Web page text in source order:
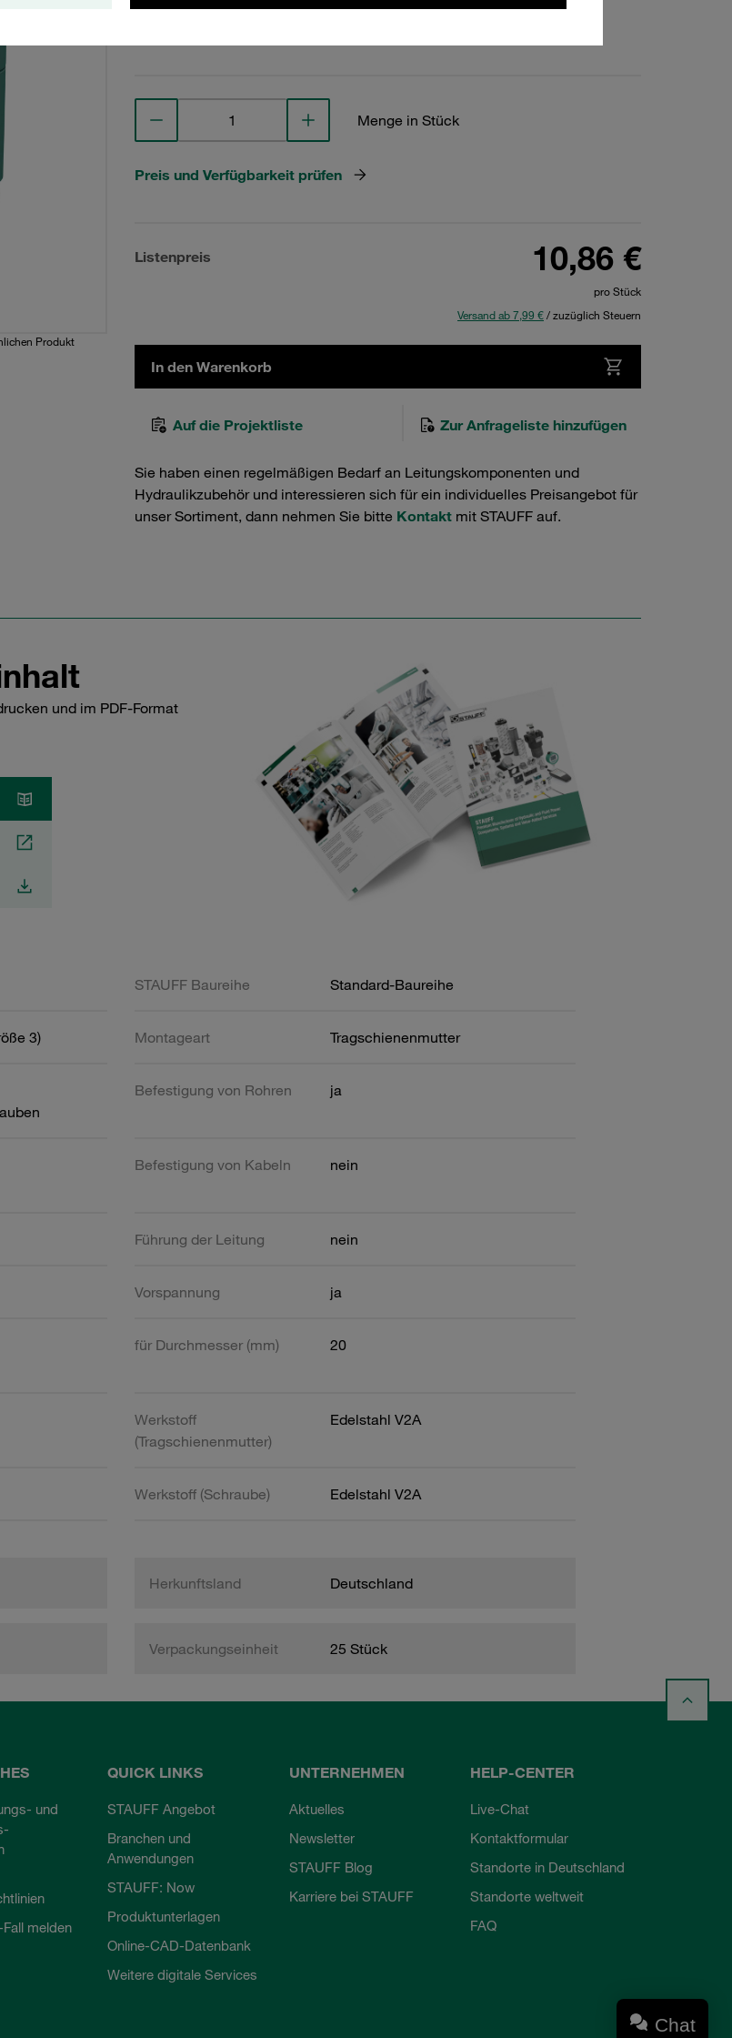
Produkt
Menge in Stück
Preis und Verfügbarkeit prüfen
Listenpreis 10,86 €
pro Stück
Versand ab 7,99 €/ zuzüglich Steuern
In den Warenkorb
Auf die Projektliste Zur Anfrageliste hinzufügen
Sie haben einen regelmäßigen Bedarf an Leitungskomponenten und
Hydraulikzubehör und interessieren sich für ein individuelles Preisangebot für
unser Sortiment, dann nehmen Sie bitte Kontakt mit STAUFF auf.
und im PDF-Format
STAUFF Baureihe Standard-Baureihe
3) Montageart Tragschienenmutter
Befestigung von Rohren ja
Befestigung von Kabeln nein
Führung der Leitung nein
Vorspannung ja
für Durchmesser (mm) 20
Werkstoff
(Tragschienenmutter)
Edelstahl V2A
Werkstoff (Schraube) Edelstahl V2A
Herkunftsland Deutschland
Verpackungseinheit 25 Stück
und
melden
QUICK LINKS
STAUFF Angebot
Branchen und
Anwendungen
STAUFF: Now
Produktunterlagen
Online-CAD-Datenbank
Weitere digitale Services
UNTERNEHMEN
Aktuelles
Newsletter
STAUFF Blog
Karriere bei STAUFF
HELP-CENTER
Live-Chat
Kontaktformular
Standorte in Deutschland
Standorte weltweit
FAQ
Chat